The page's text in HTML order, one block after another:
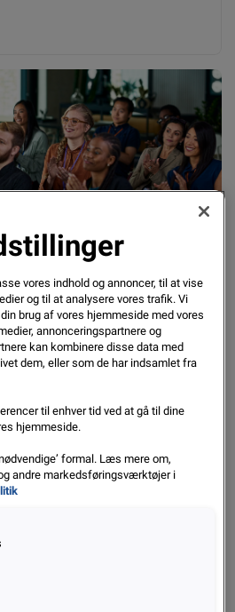
Sådan skaber en moderne
hele kundens
vores indhold og annoncer, til at vise
og til at analysere vores trafik. Vi
brug af vores hjemmeside med vores
annonceringspartnere og
kan kombinere disse data med
dem, eller som de har indsamlet fra
til enhver tid ved at gå til dine
hjemmeside.
formal. Læs mere om,
andre markedsføringsværktøjer i